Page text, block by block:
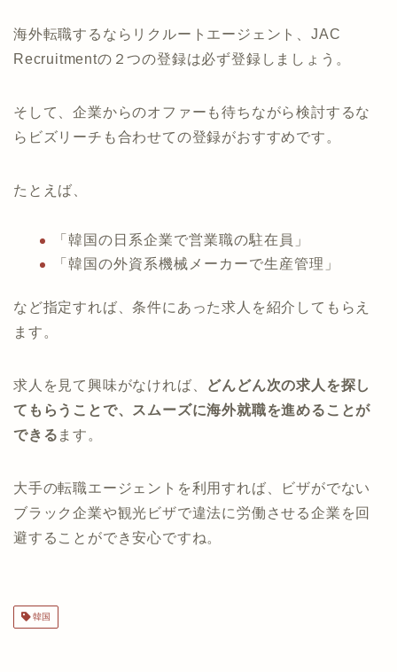
海外転職するならリクルートエージェント、JAC
Recruitmentの２つの登録は必ず登録しましょう。
そして、企業からのオファーも待ちながら検討するな
らビズリーチも合わせての登録がおすすめです。
たとえば、
「韓国の日系企業で営業職の駐在員」
「韓国の外資系機械メーカーで生産管理」
など指定すれば、条件にあった求人を紹介してもらえ
ます。
求人を見て興味がなければ、 どんどん次の求人を探し
てもらうことで、スムーズに海外就職を進めることが
できる ます。
大手の転職エージェントを利用すれば、ビザがでない
ブラック企業や観光ビザで違法に労働させる企業を回
避することができ安心ですね。
韓国